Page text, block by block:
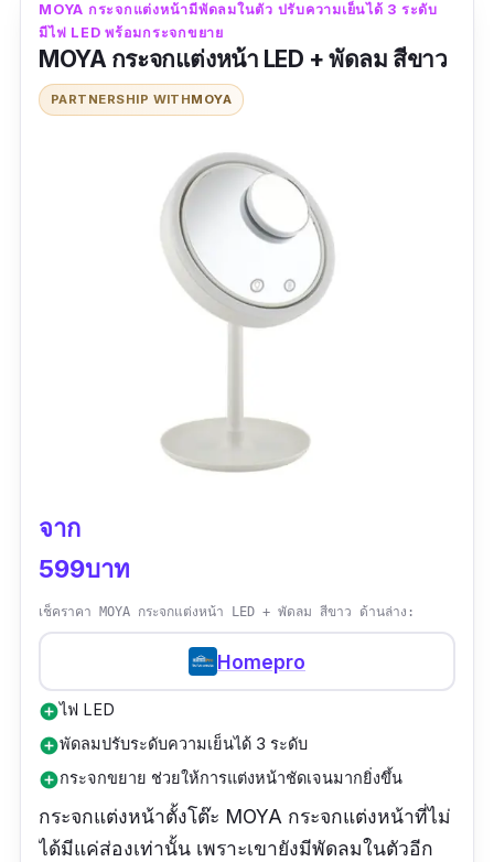
- มีสายชาร์จแถมมาให้ แต่ไม่มีหัวอะแดปเตอร์นะ
ต้องหาเอง หรือถ้าใครมีปลั๊กสามตา แบบที่เสียบ
ชาร์จด้วย usb ได้ ก็ใช้ได้เลย ไม่ต้องหาตัวอะแดป
- ตอนชาร์จจะขึ้นไฟสีแดง
MOYA กระจกแต่งหน้ามีพัดลมในตัว ปรับความเย็นได้ 3 ระดับ
มีไฟ LED พร้อมกระจกขยาย
MOYA กระจกแต่งหน้า LED + พัดลม สีขาว
PARTNERSHIP WITHMOYA
จาก
599บาท
เช็คราคา MOYA กระจกแต่งหน้า LED + พัดลม สีขาว ด้านล่าง:
Homepro
add_circleไฟ LED
add_circleพัดลมปรับระดับความเย็นได้ 3 ระดับ
add_circleกระจกขยาย ช่วยให้การแต่งหน้าชัดเจนมากยิ่งขึ้น
กระจกแต่งหน้าตั้งโต๊ะ MOYA กระจกแต่งหน้าที่ไม่
ได้มีแค่ส่องเท่านั้น เพราะเขายังมีพัดลมในตัวอีก